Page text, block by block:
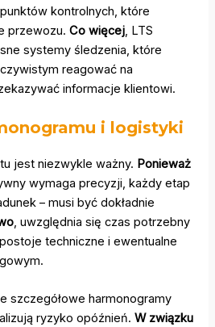
kontrolnych, które
przewozu.Co więcej , LTS
systemy śledzenia, które
reagować na
informacje klientowi.
i logistyki
jest niezwykle ważny. Ponieważ
wymaga precyzji, każdy etap
– musi być dokładnie
, uwzględnia się czas potrzebny
techniczne i ewentualne
szczegółowe harmonogramy
ryzyko opóźnień.W związku